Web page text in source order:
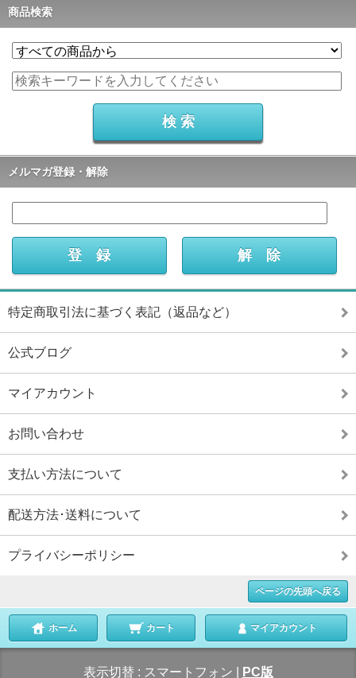
商品検索
メルマガ登録・解除
特定商取引法に基づく表記（返品など）
公式ブログ
マイアカウント
お問い合わせ
支払い方法について
配送方法･送料について
プライバシーポリシー
ページの先頭へ戻る
ホーム カート マイアカウント
表示切替 : スマートフォン PC版